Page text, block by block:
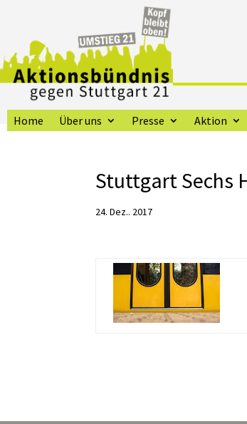
Home Über uns Presse Aktion
Stuttgart Sechs
24. Dez.. 2017